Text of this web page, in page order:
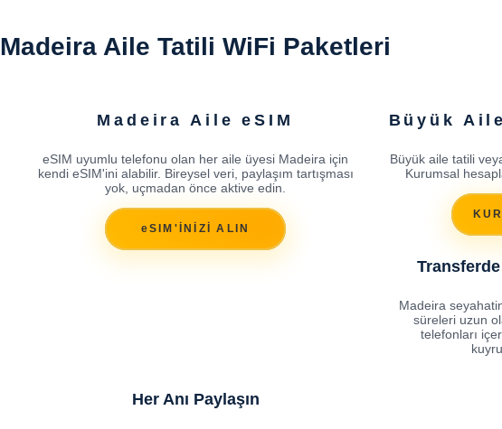
Madeira Aile Tatili WiFi Paketleri
Madeira Aile eSIM
eSIM uyumlu telefonu olan her aile üyesi Madeira için
kendi eSIM'ini alabilir. Bireysel veri, paylaşım tartışması
yok, uçmadan önce aktive edin.
eSIM'İNİZİ ALIN
Büyük
Büyük aile tatili
Kurumsal
Madeira
süreleri uzun
telefonları
Her Anı Paylaşın